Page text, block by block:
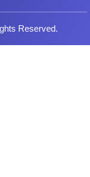
Reserved.